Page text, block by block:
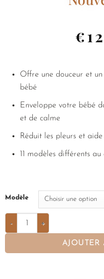
€
Offre une douceur et
bébé
Enveloppe votre bébé
et de calme
Réduit les pleurs et
11 modèles différents au
Modèle
AJOUTER